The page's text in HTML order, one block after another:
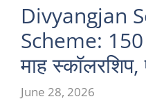
Divyangjan
Scheme:
माह
June 28, 2026